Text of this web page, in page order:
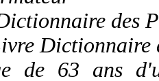
des
Dictionnaire
de 63 ans